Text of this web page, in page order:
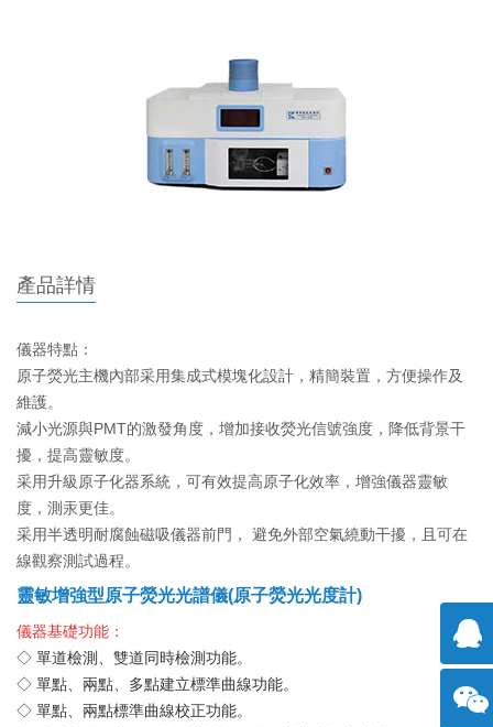
產品詳情
儀器特點：
原子熒光主機內部采用集成式模塊化設計，精簡裝置，方便操作及
維護。
減小光源與PMT的激發角度，增加接收熒光信號強度，降低背景干
擾，提高靈敏度。
采用升級原子化器系統，可有效提高原子化效率，增強儀器靈敏
度，測汞更佳。
采用半透明耐腐蝕磁吸儀器前門， 避免外部空氣繞動干擾，且可在
線觀察測試過程。
靈敏增強型原子熒光光譜儀(原子熒光光度計)
儀器基礎功能：
◇ 單道檢測、雙道同時檢測功能。
◇ 單點、兩點、多點建立標準曲線功能。
◇ 單點、兩點標準曲線校正功能。
擊咨